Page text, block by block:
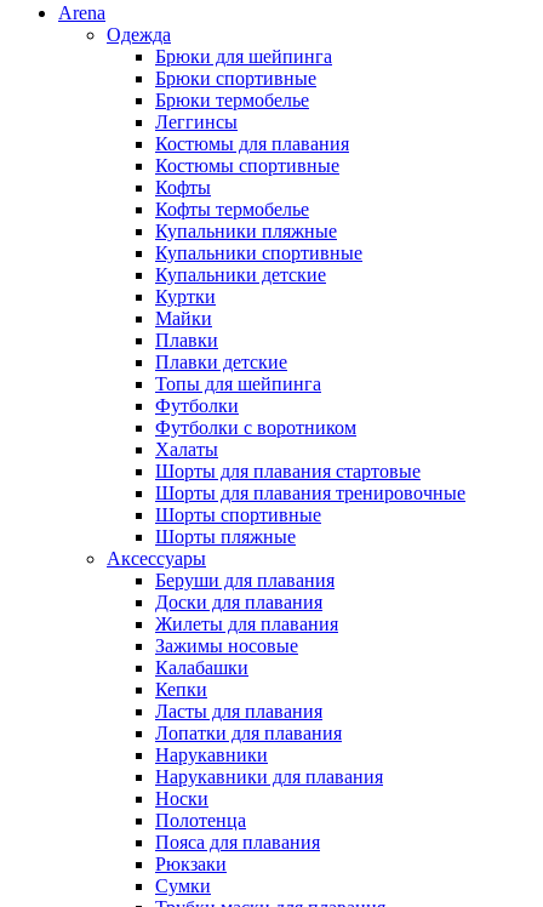
Arena
Одежда
Брюки для шейпинга
Брюки спортивные
Брюки термобелье
Леггинсы
Костюмы для плавания
Костюмы спортивные
Кофты
Кофты термобелье
Купальники пляжные
Купальники спортивные
Купальники детские
Куртки
Майки
Плавки
Плавки детские
Топы для шейпинга
Футболки
Футболки с воротником
Халаты
Шорты для плавания стартовые
Шорты для плавания тренировочные
Шорты спортивные
Шорты пляжные
Аксессуары
Беруши для плавания
Доски для плавания
Жилеты для плавания
Зажимы носовые
Калабашки
Кепки
Ласты для плавания
Лопатки для плавания
Нарукавники
Нарукавники для плавания
Носки
Полотенца
Пояса для плавания
Рюкзаки
Сумки